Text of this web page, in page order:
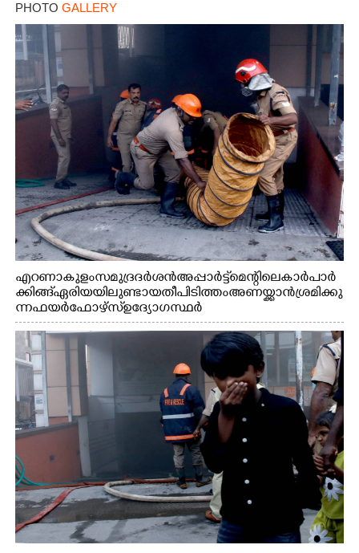
PHOTO GALLERY
എറണാകുളം സമുദ്ര ദർശൻ അപ്പാർട്ട്മെന്റിലെ കാർ പാർ
ക്കിങ്ങ് ഏരിയയിലുണ്ടായ തീപിടിത്തം അണയ്ക്കാൻ ശ്രമിക്കു
ന്ന ഫയർഫോഴ്സ് ഉദ്യോഗസ്ഥർ